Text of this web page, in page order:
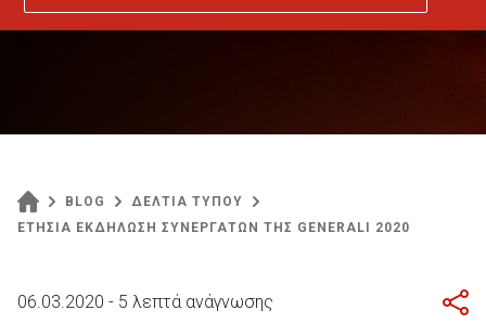
BLOG
ΔΕΛΤΙΑ ΤΥΠΟΥ
ΕΤΗΣΙΑ ΕΚΔΗΛΩΣΗ ΣΥΝΕΡΓΑΤΩΝ ΤΗΣ GENERALI 2020
06.03.2020 - 5 λεπτά ανάγνωσης